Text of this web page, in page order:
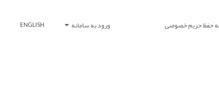
حفظ حریم خصوصی ورود به سامانه ENGLISH